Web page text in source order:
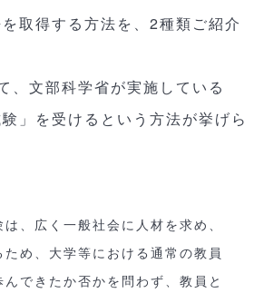
取得する方法を、2種類ご紹介
、文部科学省が実施している
験」を受けるという方法が挙げら
、広く一般社会に人材を求め、
め、大学等における通常の教員
できたか否かを問わず、教員と